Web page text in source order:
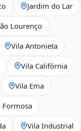
Jardim do Lar
Lourenço
Vila Antonieta
Vila Califórnia
Vila Ema
Formosa
Vila Industrial